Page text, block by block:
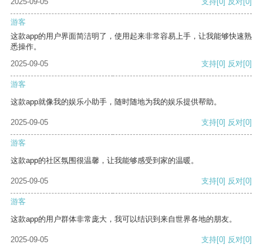
游客
这款app的用户界面简洁明了，使用起来非常容易上手，让我能够快速熟
悉操作。
2025-09-05
支持[0] 反对[0]
游客
这款app就像我的娱乐小助手，随时随地为我的娱乐提供帮助。
2025-09-05 支持[0] 反对[0]
游客
这款app的社区氛围很温馨，让我能够感受到家的温暖。
2025-09-05 支持[0] 反对[0]
游客
这款app的用户群体非常庞大，我可以结识到来自世界各地的朋友。
2025-09-05 支持[0] 反对[0]